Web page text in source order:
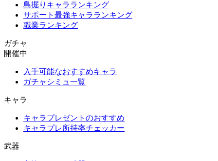
島掘りキャラランキング
サポート最強キャラランキング
職業ランキング
ガチャ
開催中
入手可能なおすすめキャラ
ガチャシミュ一覧
キャラ
キャラプレゼントのおすすめ
キャラプレ所持率チェッカー
武器